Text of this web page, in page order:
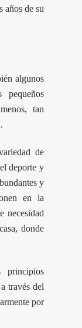
años de su
algunos
tan
de
deporte y
y
en la
necesidad
donde
través del
por